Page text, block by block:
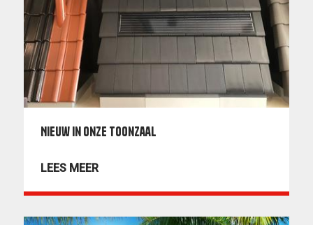
Nieuw in onze toonzaal
LEES MEER